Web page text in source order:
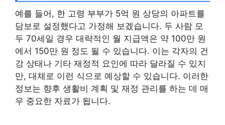
예를 들어, 한 고령 부부가 5억 원 상당의 아파트를
담보로 설정했다고 가정해 보겠습니다. 두 사람 모
두 70세일 경우 대략적인 월 지급액은 약 100만 원
에서 150만 원 정도 될 수 있습니다. 이는 각자의 건
강 상태나 기타 재정적 요인에 따라 달라질 수 있지
만, 대체로 이런 식으로 예상할 수 있습니다. 이러한
정보는 향후 생활비 계획 및 재정 관리를 하는 데 매
우 중요한 자료가 됩니다.